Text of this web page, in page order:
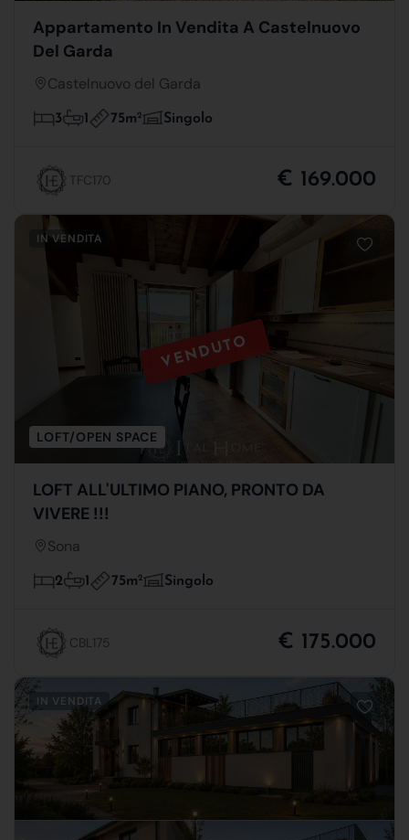
Appartamento In Vendita A Castelnuovo
Del Garda
Castelnuovo del Garda
3 1 75m2 Singolo
TFC170 € 169.000
VENDUTO
IN VENDITA
LOFT/OPEN SPACE
LOFT ALL'ULTIMO PIANO, PRONTO DA
VIVERE !!!
Sona
2 1 75m2 Singolo
CBL175 € 175.000
IN VENDITA